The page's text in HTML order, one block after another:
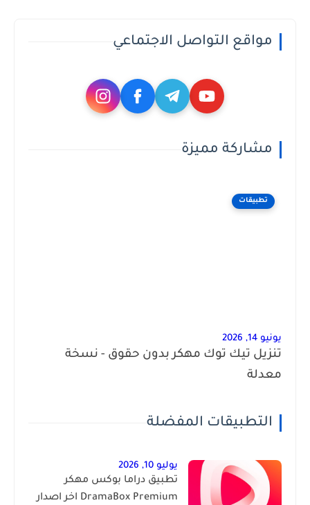
مواقع التواصل الاجتماعي
مشاركة مميزة
تطبيقات
يونيو 14, 2026
تنزيل تيك توك مهكر بدون حقوق - نسخة
معدلة
التطبيقات المفضلة
يوليو 10, 2026
تطبيق دراما بوكس مهكر
DramaBox Premium اخر اصدار